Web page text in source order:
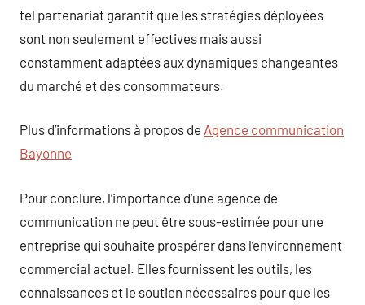
tel partenariat garantit que les stratégies déployées
sont non seulement effectives mais aussi
constamment adaptées aux dynamiques changeantes
du marché et des consommateurs.
Plus d’informations à propos de Agence communication
Bayonne
Pour conclure, l’importance d’une agence de
communication ne peut être sous-estimée pour une
entreprise qui souhaite prospérer dans l’environnement
commercial actuel. Elles fournissent les outils, les
connaissances et le soutien nécessaires pour que les